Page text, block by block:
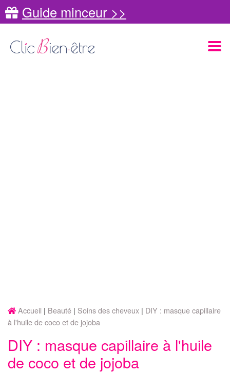
Guide minceur >>
Accueil Beauté Soins des cheveux
DIY : masque capillaire
à l'huile de coco et de jojoba
DIY : masque capillaire à l'huile
de coco et de jojoba